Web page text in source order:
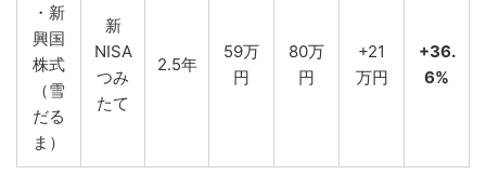
・新
興国
株式
（雪
だる
ま）
新
NISA
つみ
たて
2.5年
59万
円
80万
円
+21
万円
+36.
6%